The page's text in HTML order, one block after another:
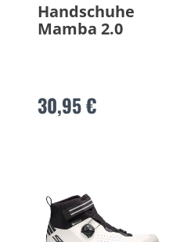
Handschuhe
Mamba 2.0
30,95 €